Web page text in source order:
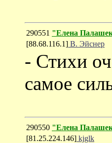
290551 "Елена
[88.68.116.1] В. Эйснер
- Стихи
самое
290550 "Елена
[81.25.224.146] kjglk